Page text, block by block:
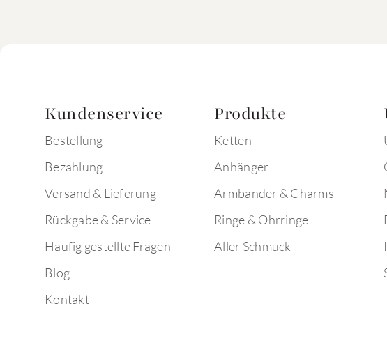
Kundenservice
Bestellung
Bezahlung
Versand & Lieferung
Rückgabe & Service
Häufig gestellte Fragen
Blog
Kontakt
Produkte
Ketten
Anhänger
Armbänder & Charms
Ringe & Ohrringe
Aller Schmuck